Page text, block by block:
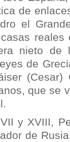
de
el
reales
nieto de
de
que se
y XVIII,
de